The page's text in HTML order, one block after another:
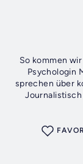
So kommen
Psychologin
sprechen über